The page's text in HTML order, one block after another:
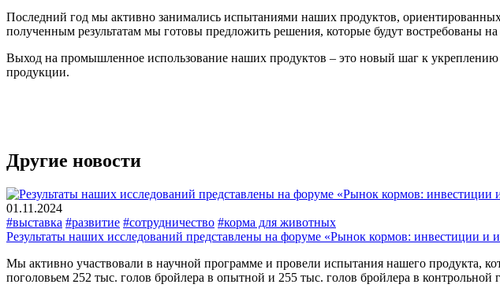
Последний год мы активно занимались испытаниями наших продуктов,
полученным результатам мы готовы предложить решения, которые будут востребованы
Выход на промышленное использование наших продуктов – это новый шаг к
продукции.
Другие новости
01.11.2024
#выставка #развитие #сотрудничество #корма для животных
Результаты наших исследований представлены на форуме «Рынок кормов: инвестиции и
Мы активно участвовали в научной программе и провели испытания нашего продукта,
поголовьем 252 тыс. голов бройлера в опытной и 255 тыс. голов бройлера в контрольной